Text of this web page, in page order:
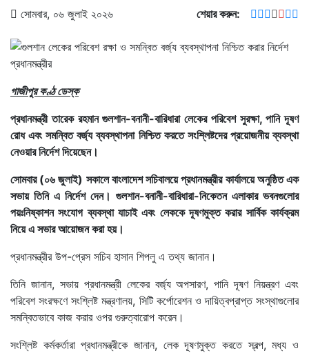
সোমবার, ০৬ জুলাই ২০২৬ শেয়ার করুন:
গাজীপুর কণ্ঠ ডেস্ক
প্রধানমন্ত্রী তারেক রহমান গুলশান-বনানী-বারিধারা লেকের পরিবেশ সুরক্ষা, পানি দূষণ
রোধ এবং সমন্বিত বর্জ্য ব্যবস্থাপনা নিশ্চিত করতে সংশ্লিষ্টদের প্রয়োজনীয় ব্যবস্থা
নেওয়ার নির্দেশ দিয়েছেন।
সোমবার (০৬ জুলাই) সকালে বাংলাদেশ সচিবালয়ে প্রধানমন্ত্রীর কার্যালয়ে অনুষ্ঠিত এক
সভায় তিনি এ নির্দেশ দেন। গুলশান-বনানী-বারিধারা-নিকেতন এলাকার ভবনগুলোর
পয়ঃনিষ্কাশন সংযোগ ব্যবস্থা যাচাই এবং লেককে দূষণমুক্ত করার সার্বিক কার্যক্রম
নিয়ে এ সভার আয়োজন করা হয়।
প্রধানমন্ত্রীর উপ-প্রেস সচিব হাসান শিপলু এ তথ্য জানান।
তিনি জানান, সভায় প্রধানমন্ত্রী লেকের বর্জ্য অপসারণ, পানি দূষণ নিয়ন্ত্রণ এবং
পরিবেশ সংরক্ষণে সংশ্লিষ্ট মন্ত্রণালয়, সিটি কর্পোরেশন ও দায়িত্বপ্রাপ্ত সংস্থাগুলোর
সমন্বিতভাবে কাজ করার ওপর গুরুত্বারোপ করেন।
সংশ্লিষ্ট কর্মকর্তারা প্রধানমন্ত্রীকে জানান, লেক দূষণমুক্ত করতে স্বল্প, মধ্য ও